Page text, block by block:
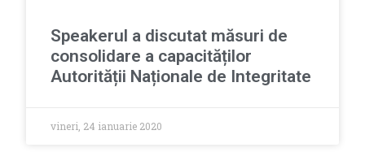
Speakerul a discutat măsuri de
consolidare a capacităților
Autorității Naționale de Integritate
vineri, 24 ianuarie 2020